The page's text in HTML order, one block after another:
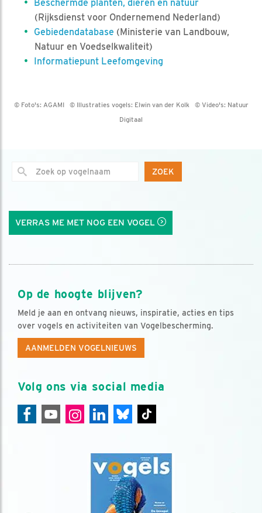
Beschermde planten, dieren en natuur
(Rijksdienst voor Ondernemend Nederland)
Gebiedendatabase (Ministerie van Landbouw,
Natuur en Voedselkwaliteit)
Informatiepunt Leefomgeving
© Foto's: AGAMI© Illustraties vogels: Elwin van der Kolk© Video's: Natuur
Digitaal
ZOEK
VERRAS ME MET NOG EEN VOGEL
Op de hoogte blijven?
Meld je aan en ontvang nieuws, inspiratie, acties en tips
over vogels en activiteiten van Vogelbescherming.
AANMELDEN VOGELNIEUWS
Volg ons via social media